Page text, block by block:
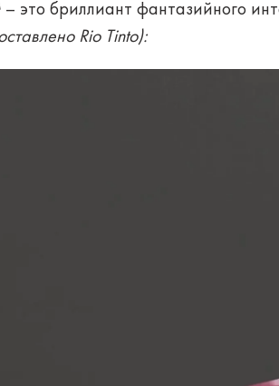
это бриллиант фантазийного
Rio Tinto):